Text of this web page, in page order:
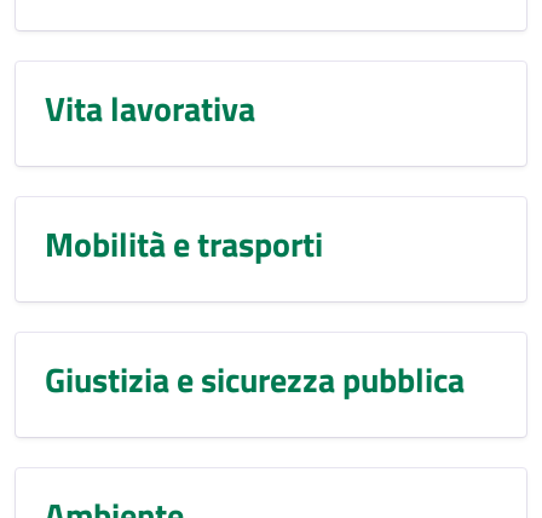
Vita lavorativa
Mobilità e trasporti
Giustizia e sicurezza pubblica